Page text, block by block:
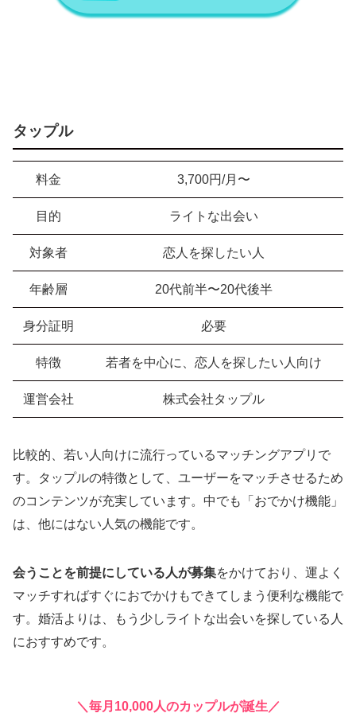
タップル
料金 3,700円/月〜
目的 ライトな出会い
対象者 恋人を探したい人
年齢層 20代前半〜20代後半
身分証明 必要
特徴 若者を中心に、恋人を探したい人向け
運営会社 株式会社タップル
比較的、若い人向けに流行っているマッチングアプリで
す。タップルの特徴として、ユーザーをマッチさせるため
のコンテンツが充実しています。中でも「おでかけ機能」
は、他にはない人気の機能です。
会うことを前提にしている人が募集をかけており、運よく
マッチすればすぐにおでかけもできてしまう便利な機能で
す。婚活よりは、もう少しライトな出会いを探している人
におすすめです。
＼毎月10,000人のカップルが誕生／